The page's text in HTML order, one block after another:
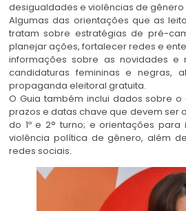
desigualdades e violências de gênero
Algumas das orientações que as
tratam sobre estratégias de pré-
planejar ações, fortalecer redes e
informações sobre as novidades e
candidaturas femininas e negras,
propaganda eleitoral gratuita.
O Guia também inclui dados sobre
prazos e datas chave que devem ser
do 1º e 2° turno; e orientações
violência política de gênero, além
redes sociais.